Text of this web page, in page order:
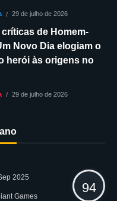
29 de julho de 2026
críticas de Homem-
Novo Dia elogiam o
herói às origens no
29 de julho de 2026
2025
Games
94